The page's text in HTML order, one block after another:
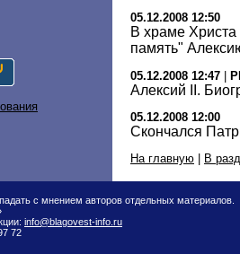
05.12.2008 12:50
В храме
память"
05.12.2008 12:47 |
Алексий II.
05.12.2008 12:00
Скончался
На главную В
с мнением авторов отдельных материалов.
info@blagovest-info.ru
72